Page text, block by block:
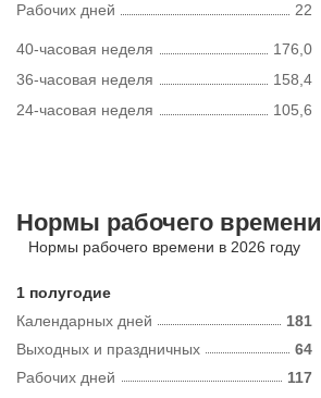
Рабочих дней
22
40-часовая неделя
176,0
36-часовая неделя
158,4
24-часовая неделя
105,6
Нормы рабочего
Нормы рабочего времени в 2026 году
1 полугодие
Календарных дней
181
Рабочих дней 117
Выходных и праздничных 64